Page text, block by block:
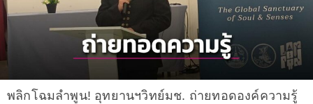
พลิกโฉมลำพูน! อุทยานฯวิทย์มช. ถ่ายทอดองค์ความรู้